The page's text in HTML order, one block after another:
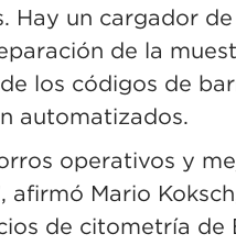
Hay un cargador
de la
los códigos de
automatizados.
operativos y
afirmó Mario
de citometría de